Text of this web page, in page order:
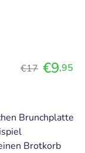
€17 €9,95
Brunchplatte
Brotkorb